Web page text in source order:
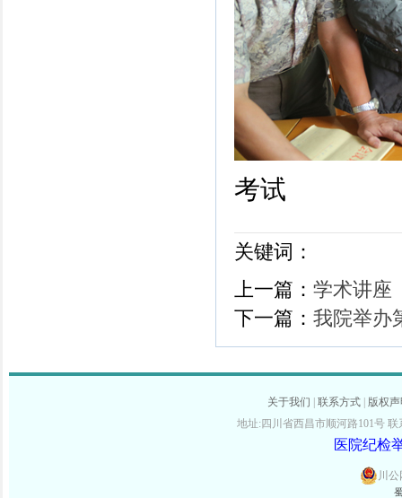
考试
关键词：
上一篇： 学术讲座
下一篇： 我院举办
关于我们 联系方式
版权
地址:四川省西昌市顺河路101号 联
医院纪检
川公